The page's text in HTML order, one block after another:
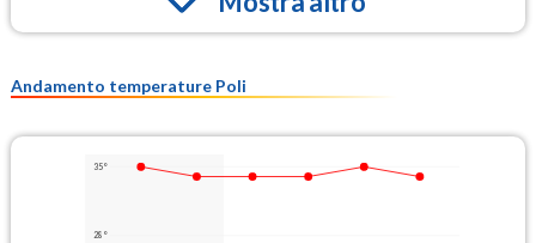
Andamento temperature Poli
35°
28°